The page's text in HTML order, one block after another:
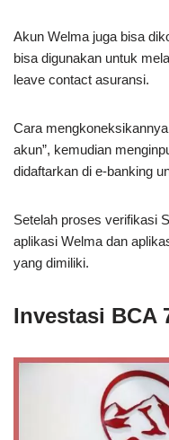
Akun Welma juga bisa
bisa digunakan untuk
leave contact asuransi.
Cara
akun”, kemudian
didaftarkan di e-banking
Setelah proses verifikasi
aplikasi Welma dan
yang dimiliki.
Investasi BCA